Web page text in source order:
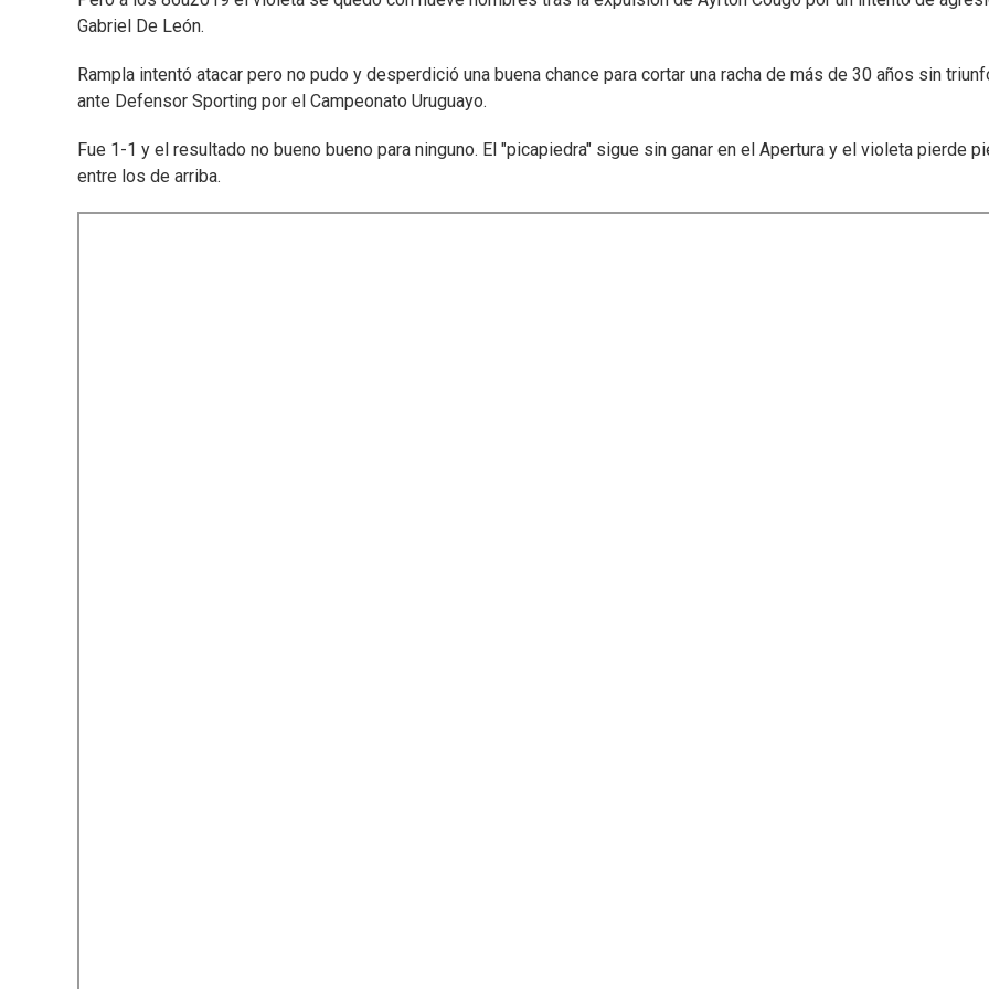
Gabriel De León.
Rampla intentó atacar pero no pudo y desperdició una buena chance para cortar una racha de más de 30 años sin
ante Defensor Sporting por el Campeonato Uruguayo.
Fue 1-1 y el resultado no bueno bueno para ninguno. El "picapiedra" sigue sin ganar en el Apertura y el violeta pierde
entre los de arriba.